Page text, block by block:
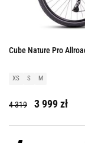
Cube Nature Pro
XS S M
4 319 3 999 zł